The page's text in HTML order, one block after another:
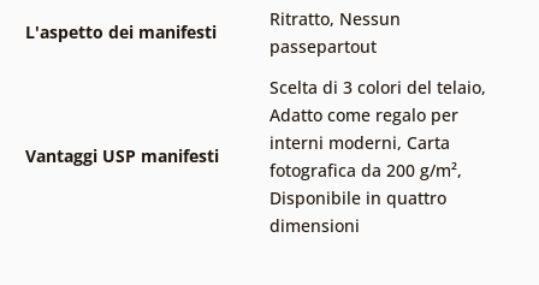
L'aspetto dei manifesti
Ritratto, Nessun
passepartout
Vantaggi USP manifesti
Scelta di 3 colori del telaio,
Adatto come regalo per
interni moderni, Carta
fotografica da 200 g/m²,
Disponibile in quattro
dimensioni